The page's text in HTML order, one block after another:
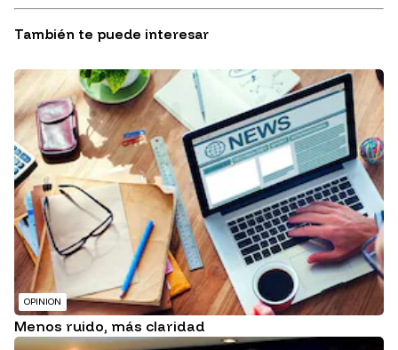
También te puede interesar
OPINION
Menos ruido, más claridad